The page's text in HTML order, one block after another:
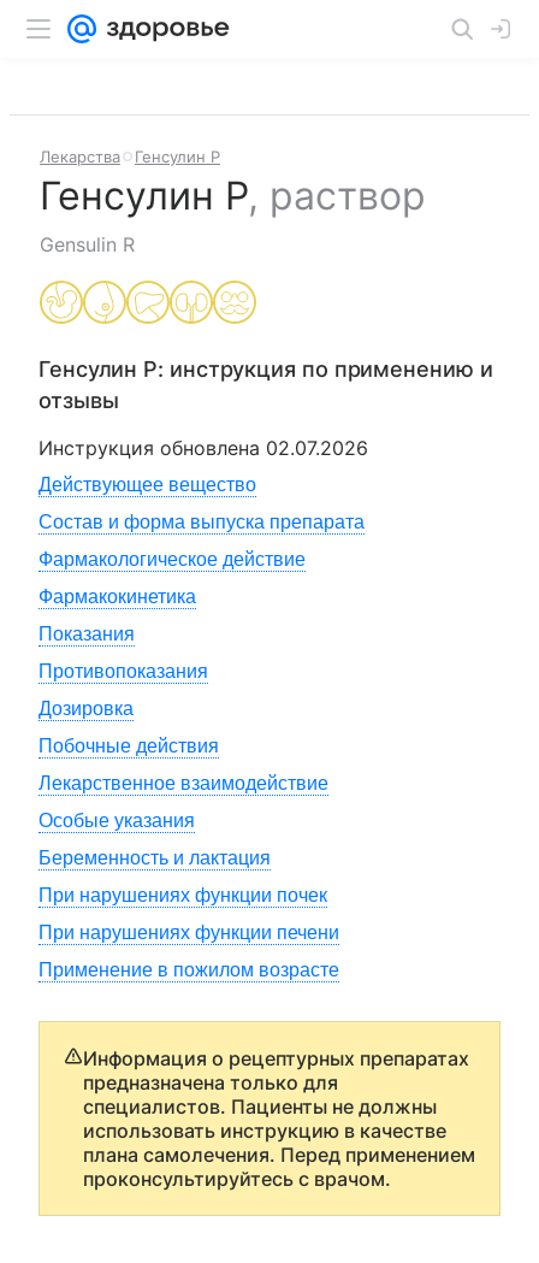
Лекарства Генсулин Р
Генсулин Р, раствор
Gensulin R
Генсулин Р: инструкция по применению и
отзывы
Инструкция обновлена 02.07.2026
Действующее вещество
Состав и форма выпуска препарата
Фармакологическое действие
Фармакокинетика
Показания
Противопоказания
Дозировка
Побочные действия
Лекарственное взаимодействие
Особые указания
Беременность и лактация
При нарушениях функции почек
При нарушениях функции печени
Применение в пожилом возрасте
Информация о рецептурных препаратах
предназначена только для
специалистов. Пациенты не должны
использовать инструкцию в качестве
плана самолечения. Перед применением
проконсультируйтесь с врачом.